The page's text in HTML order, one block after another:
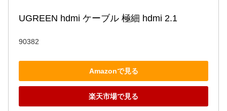
UGREEN hdmi ケーブル 極細 hdmi 2.1
90382
Amazonで見る
楽天市場で見る